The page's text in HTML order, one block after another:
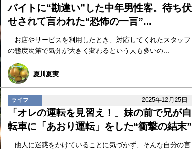
バイトに“勘違い”した中年男性客。待ち伏
せされて言われた“恐怖の一言”...
お店やサービスを利用したとき、対応してくれたスタッフ
の態度次第で気分が大きく変わるという人も多いの...
夏川夏実
ライフ 2025年12月25日
「オレの運転を見習え！」妹の前で兄が自
転車に「あおり運転」をした“衝撃の結末”
他人に迷惑をかけていることに気づかず、そんな自分の言